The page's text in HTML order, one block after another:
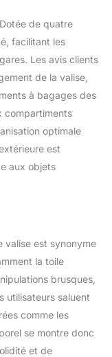
de quatre
facilitant les
Les avis clients
de la valise,
à bagages des
compartiments
optimale
est
aux objets
valise est synonyme
la toile
brusques,
utilisateurs saluent
comme les
se montre donc
et de